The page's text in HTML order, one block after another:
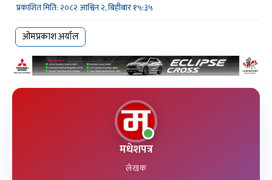
प्रकाशित मिति: २०८२ आश्विन २, बिहीबार १५:३५
ओमप्रकाश अर्याल
मधेशपत्र
लेखक